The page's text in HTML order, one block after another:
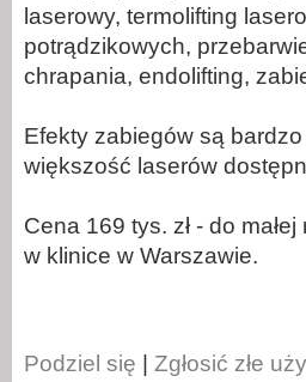
laserowy, termolifting
potrądzikowych,
chrapania, endolifting,
Efekty zabiegów są
większość laserów
Cena 169 tys. zł - do
w klinice w Warszawie.
Podziel się Zgłosić złe